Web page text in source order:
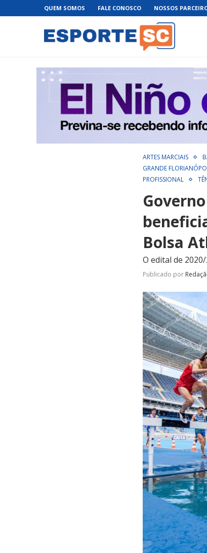
QUEM SOMOS FALE CONOSCO NOSSOS
ARTES MARCIAIS
GRANDE
PROFISSIONAL
Bolsa
O edital de
Publicado por